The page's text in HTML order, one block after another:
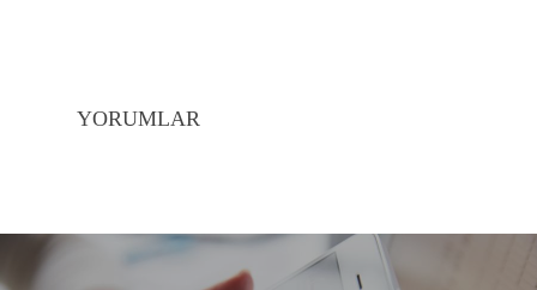
YORUMLAR